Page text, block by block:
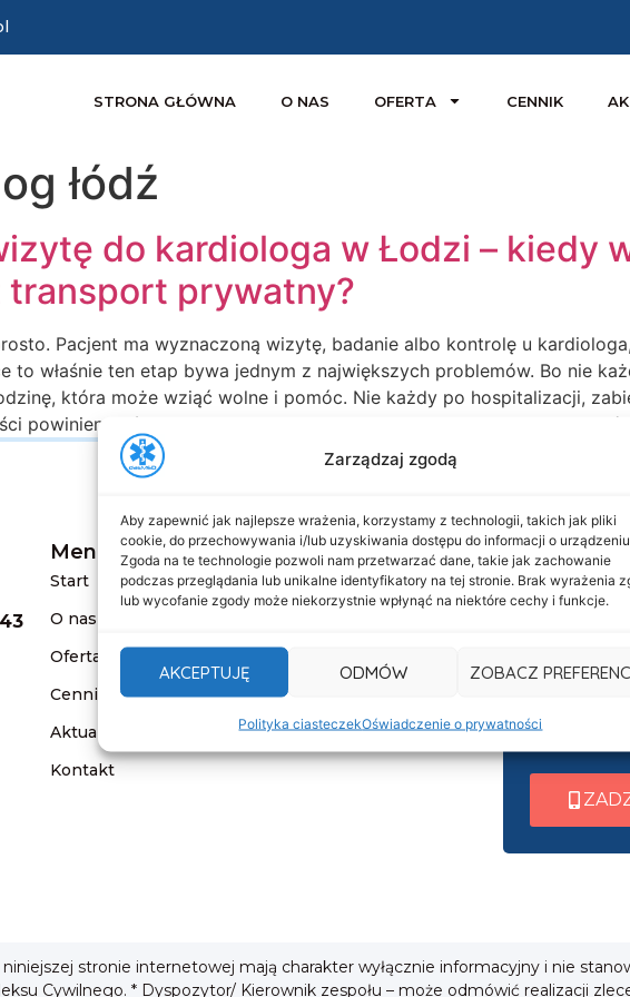
Zarządzaj zgodą
Aby zapewnić jak najlepsze wrażenia, korzystamy z technologii, takich jak pliki
cookie, do przechowywania i/lub uzyskiwania dostępu do informacji o
Zgoda na te technologie pozwoli nam przetwarzać dane, takie jak zachowanie
podczas przeglądania lub unikalne identyfikatory na tej stronie. Brak wyrażenia
lub wycofanie zgody może niekorzystnie wpłynąć na niektóre cechy i funkcje.
AKCEPTUJĘ ODMÓW ZOBACZ
Polityka ciasteczekOświadczenie o prywatności
STRONA GŁÓWNA O NAS OFERTA CENNIK
łódź
do kardiologa w Łodzi – kiedy
prywatny?
Pacjent ma wyznaczoną wizytę, badanie albo kontrolę u
to właśnie ten etap bywa jednym z największych problemów. Bo nie
która może wziąć wolne i pomóc. Nie każdy po hospitalizacji,
powinien być przewożony zwykłym autem bez zabezpieczenia. I
Menu
Start
O nas
Oferta
Cennik
Aktualności
Kontakt
Informacje
Deklaracja dostępności
Polityka prywatności
Cookies
Nasza
Po
wew. 1 ➜
wew. 2 ➜
wew. 3 ➜
stronie internetowej mają charakter wyłącznie informacyjny i nie
Cywilnego. * Dyspozytor/ Kierownik zespołu – może odmówić realizacji